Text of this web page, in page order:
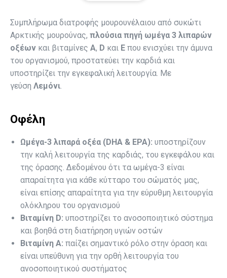
Συμπλήρωμα διατροφής μουρουνέλαιου από συκώτι
Αρκτικής μουρούνας, πλούσια πηγή ωμέγα 3 λιπαρών
οξέων και βιταμίνες A, D και E που ενισχύει την άμυνα
του οργανισμού, προστατεύει την καρδιά και
υποστηρίζει την εγκεφαλική λειτουργία. Με
γεύση Λεμόνι.
Οφέλη
Ωμέγα-3 λιπαρά οξέα (DHA & ΕΡΑ): υποστηρίζουν
την καλή λειτουργία της καρδιάς, του εγκεφάλου και
της όρασης. Δεδομένου ότι τα ωμέγα-3 είναι
απαραίτητα για κάθε κύτταρο του σώματός μας,
είναι επίσης απαραίτητα για την εύρυθμη λειτουργία
ολόκληρου του οργανισμού
Βιταμίνη D: υποστηρίζει το ανοσοποιητικό σύστημα
και βοηθά στη διατήρηση υγιών οστών
Βιταμίνη Α: παίζει σημαντικό ρόλο στην όραση και
είναι υπεύθυνη για την ορθή λειτουργία του
ανοσοποιητικού συστήματος